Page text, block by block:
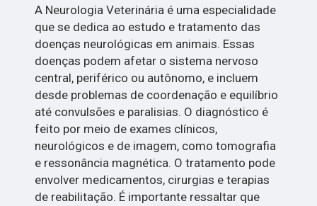
A Neurologia Veterinária é uma especialidade
que se dedica ao estudo e tratamento das
doenças neurológicas em animais. Essas
doenças podem afetar o sistema nervoso
central, periférico ou autônomo, e incluem
desde problemas de coordenação e equilíbrio
até convulsões e paralisias. O diagnóstico é
feito por meio de exames clínicos,
neurológicos e de imagem, como tomografia
e ressonância magnética. O tratamento pode
envolver medicamentos, cirurgias e terapias
de reabilitação. É importante ressaltar que